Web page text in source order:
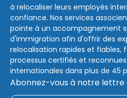
à relocaliser leurs employés
confiance. Nos services
pointe à un accompagnement
d'immigration afin d'offrir des
relocalisation rapides et fiables,
processus certifiés et
internationales dans plus de 45
Abonnez-vous à notre